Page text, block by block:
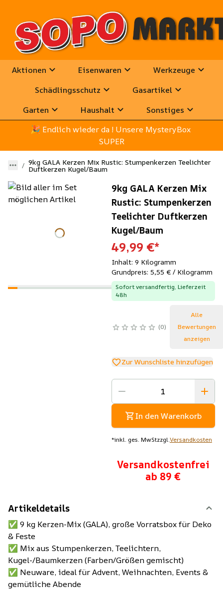
Aktionen Eisenwaren
Werkzeuge
Schädlingsschutz
Gasartikel
Garten
Haushalt
Sonstiges
🎉 Endlich wieder da ! Unsere MysteryBox
SUPER
9kg GALA Kerzen Mix Rustic: Stumpenkerzen Teelichter
Duftkerzen Kugel/Baum
9kg GALA Kerzen Mix
Rustic: Stumpenkerzen
Teelichter Duftkerzen
Kugel/Baum
49,99 €*
Inhalt: 9 Kilogramm
Grundpreis: 5,55 € / Kilogramm
Sofort versandfertig, Lieferzeit
48h
0
Alle
Bewertungen
anzeigen
Zur Wunschliste hinzufügen
In den Warenkorb
*inkl. ges. MwStzzgl.Versandkosten
Versandkostenfrei
ab 89 €
Artikeldetails
✅ 9 kg Kerzen-Mix (GALA), große Vorratsbox für Deko
& Feste
✅ Mix aus Stumpenkerzen, Teelichtern,
Kugel-/Baumkerzen (Farben/Größen gemischt)
✅ Neuware, ideal für Advent, Weihnachten, Events &
gemütliche Abende